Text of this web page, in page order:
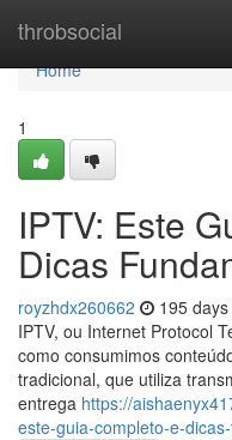
throbsocial
Home
Home
1
IPTV: Este
Dicas
royzhdx260662 195
IPTV, ou Internet Protocol
como consumimos
tradicional, que utiliza
entrega https://
este-guia-completo-e-